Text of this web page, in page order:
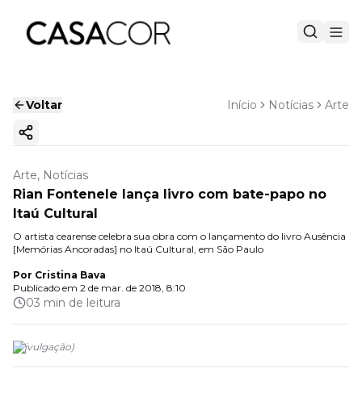
Voltar Início Notícias Arte
Copiar link
Arte, Notícias
Rian Fontenele lança livro com bate-papo no
Itaú Cultural
O artista cearense celebra sua obra com o lançamento do livro Ausência
[Memórias Ancoradas] no Itaú Cultural, em São Paulo
Por Cristina Bava
Publicado em 2 de mar. de 2018, 8:10
03 min de leitura
(Divulgação)